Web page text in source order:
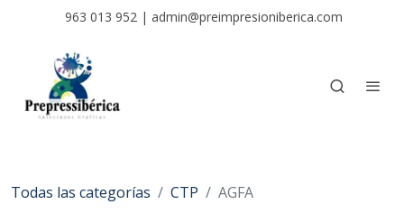
963 013 952 | admin@preimpresioniberica.com
Todas las categorías CTP AGFA